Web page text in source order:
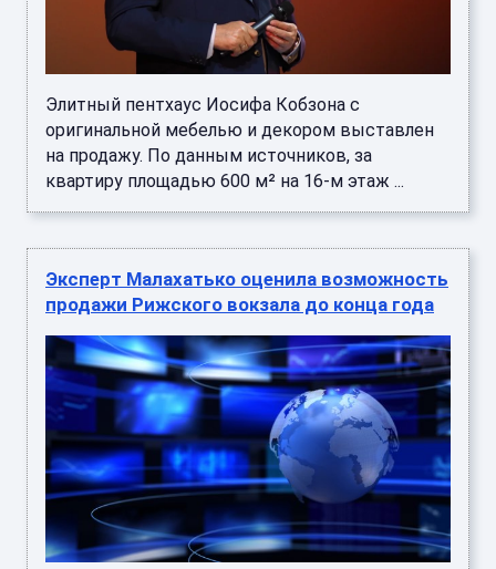
Элитный пентхаус Иосифа Кобзона с
оригинальной мебелью и декором выставлен
на продажу. По данным источников, за
квартиру площадью 600 м² на 16‑м этаж ...
Эксперт Малахатько оценила возможность
продажи Рижского вокзала до конца года